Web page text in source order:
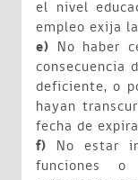
el nivel
empleo exija
e) No haber
consecuencia
deficiente, o
hayan
fecha de
f) No estar
funciones o